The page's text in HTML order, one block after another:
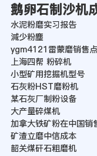
鹅卵石制沙机
水泥粉磨实习报告
減少粉塵
ygm4121雷蒙磨销售点
上海四帮 粉碎机
小型矿用挖掘机型号
石灰粉HST磨粉机
某石灰厂制粉设备
大产量碎煤机
加拿大铁矿粉在中国销
矿渣立磨中信成本
韶关煤矸石粗磨机